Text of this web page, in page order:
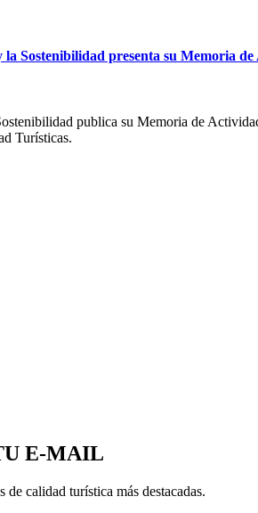
Sostenibilidad presenta su Memoria de
publica su Memoria de
Turísticas.
E-MAIL
calidad turística más destacadas.